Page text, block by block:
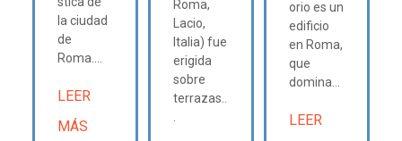
la ciudad
de
Roma....
LEER
MÁS
Roma,
Lacio,
Italia) fue
erigida
sobre
terrazas..
orio es un
edificio
en Roma,
que
domina...
LEER